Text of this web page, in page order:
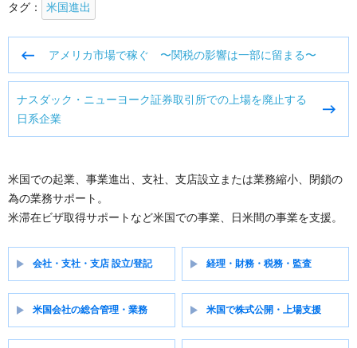
タグ： 米国進出
ナ
ビ
ー
ョ
ン
アメリカ市場で稼ぐ 〜関税の影響は一部に留まる〜
ナスダック・ニューヨーク証券取引所での上場を廃止する
日系企業
米国での起業、事業進出、支社、支店設立または業務縮小、閉鎖の
為の業務サポート。
米滞在ビザ取得サポートなど米国での事業、日米間の事業を支援。
会社・支社・支店 設立/登記 経理・財務・税務・監査
米国会社の総合管理・業務 米国で株式公開・上場支援